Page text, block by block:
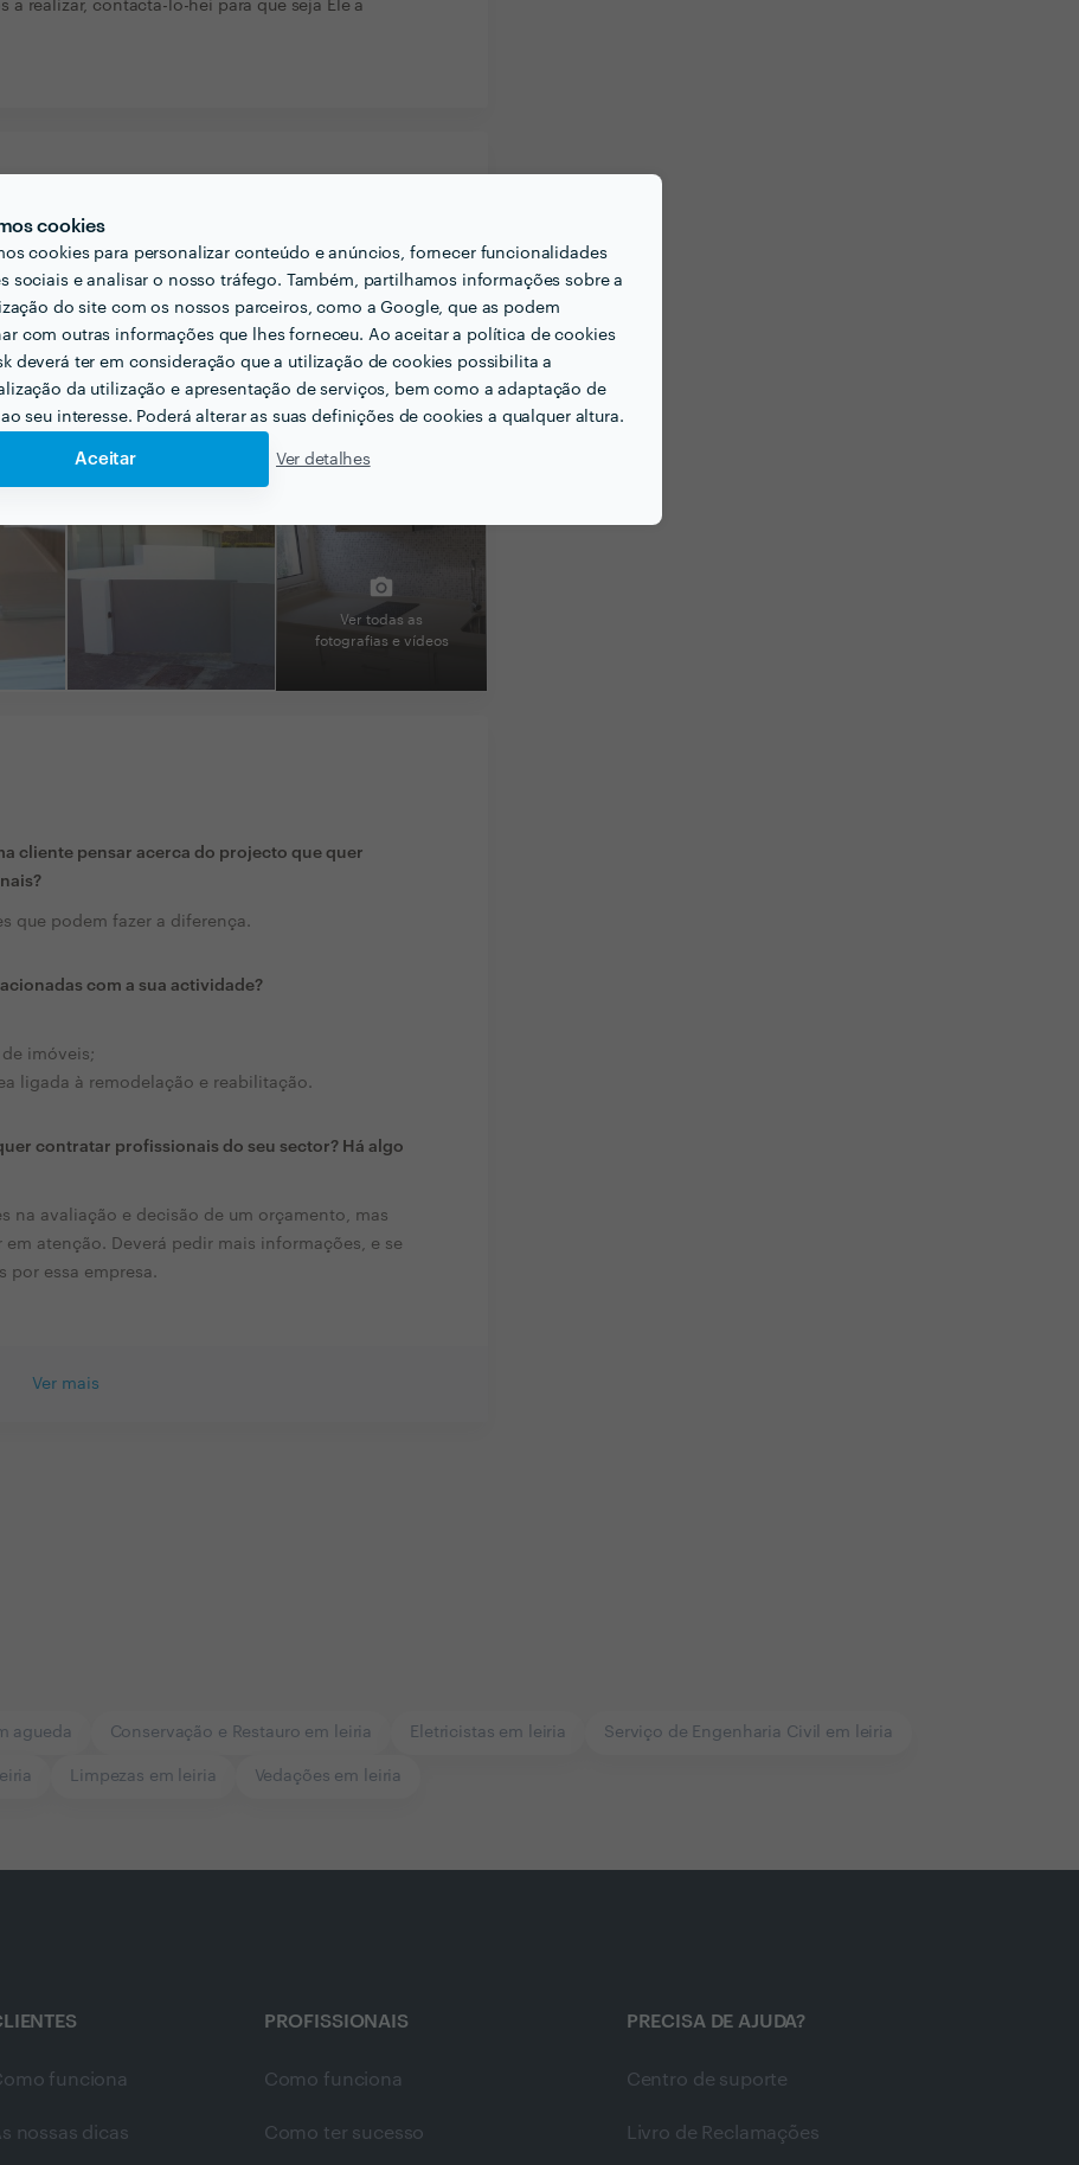
cookies
cookies para personalizar conteúdo e anúncios, fornecer funcionalidades
sociais e analisar o nosso tráfego. Também, partilhamos informações sobre a
do site com os nossos parceiros, como a Google, que as podem
com outras informações que lhes forneceu. Ao aceitar a política de cookies
deverá ter em consideração que a utilização de cookies possibilita a
da utilização e apresentação de serviços, bem como a adaptação de
seu interesse. Poderá alterar as suas definições de cookies a qualquer altura.
Aceitar Ver detalhes
a realizar, contacta-lo-hei para que seja Ele a
Ver todas as
fotografias e vídeos
cliente pensar acerca do projecto que quer
que podem fazer a diferença.
com a sua actividade?
imóveis;
ligada à remodelação e reabilitação.
contratar profissionais do seu sector? Há algo
na avaliação e decisão de um orçamento, mas
atenção. Deverá pedir mais informações, e se
por essa empresa.
Ver mais
agueda Conservação e Restauro em leiria Eletricistas em leiria Serviço de Engenharia Civil em leiria
Limpezas em leiria Vedações em leiria
funciona
nossas dicas
PROFISSIONAIS
Como funciona
Como ter sucesso
PRECISA DE AJUDA?
Centro de suporte
Livro de Reclamações